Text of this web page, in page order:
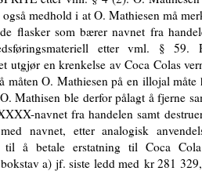
medhold i at O. Mathiesen må
flasker som bærer navnet fra
etter vml. § 59.
en krenkelse av Coca Colas
O. Mathiesen på en illojal måte
Mathisen ble derfor pålagt å fjerne
navnet fra handelen samt
navnet, etter analogisk
å betale erstatning til Coca
a) jf. siste ledd med kr 281